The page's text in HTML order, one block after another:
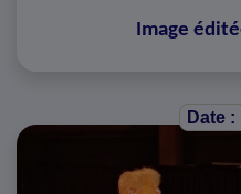
Image
Date :